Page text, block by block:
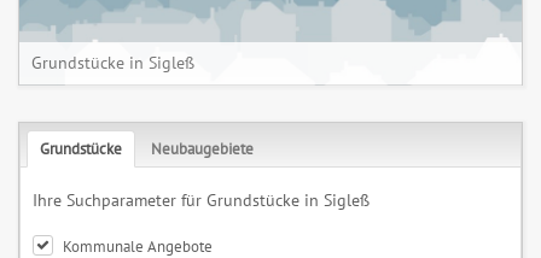
Grundstücke in Sigleß
Grundstücke Neubaugebiete
Ihre Suchparameter für Grundstücke in Sigleß
Kommunale Angebote